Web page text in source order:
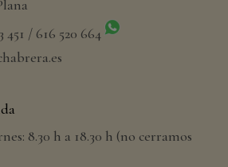
451 / 616 520 664
8.30 h a 18.30 h (no cerramos